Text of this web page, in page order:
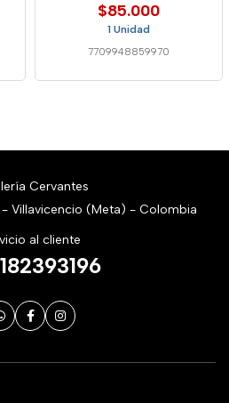
$85.000
1 Unidad
7709948859970
Cervantes
Villavicencio (Meta) - Colombia
al cliente